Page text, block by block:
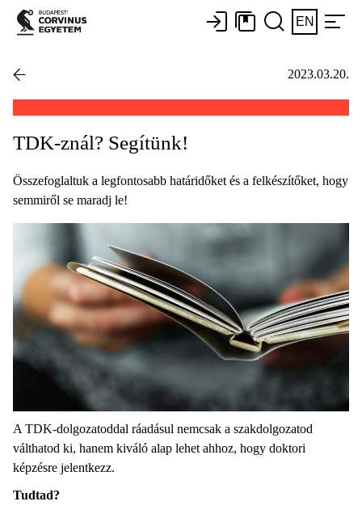
EN
2023.03.20.
TDK-znál? Segítünk!
Összefoglaltuk a legfontosabb határidőket és a felkészítőket, hogy
semmiről se maradj le!
A TDK-dolgozatoddal ráadásul nemcsak a szakdolgozatod
válthatod ki, hanem kiváló alap lehet ahhoz, hogy doktori
képzésre jelentkezz.
Tudtad?